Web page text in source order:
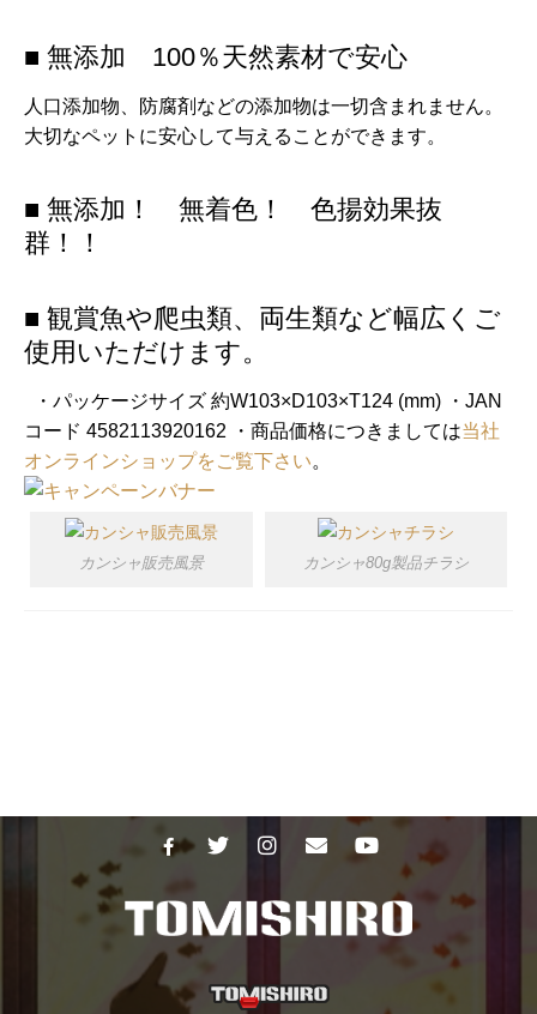
■ 無添加 100％天然素材で安心
人口添加物、防腐剤などの添加物は一切含まれません。
大切なペットに安心して与えることができます。
■ 無添加！ 無着色！ 色揚効果抜
群！！
■ 観賞魚や爬虫類、両生類など幅広くご
使用いただけます。
・パッケージサイズ 約W103×D103×T124 (mm) ・JAN
コード 4582113920162 ・商品価格につきましては当社
オンラインショップをご覧下さい。
カンシャ販売風景 カンシャ80g製品チラシ